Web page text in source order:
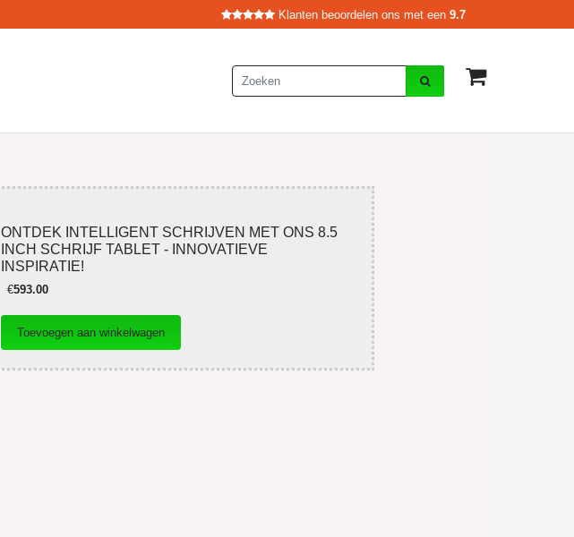
Klanten beoordelen ons met een 9.7
ONTDEK INTELLIGENT SCHRIJVEN MET ONS 8.5
INCH SCHRIJF TABLET - INNOVATIEVE
INSPIRATIE!
€593.00